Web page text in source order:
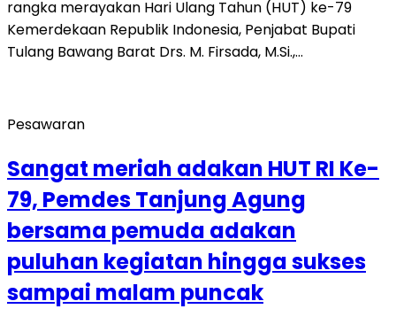
rangka merayakan Hari Ulang Tahun (HUT) ke-79
Kemerdekaan Republik Indonesia, Penjabat Bupati
Tulang Bawang Barat Drs. M. Firsada, M.Si.,…
Pesawaran
Sangat meriah adakan HUT RI Ke-
79, Pemdes Tanjung Agung
bersama pemuda adakan
puluhan kegiatan hingga sukses
sampai malam puncak